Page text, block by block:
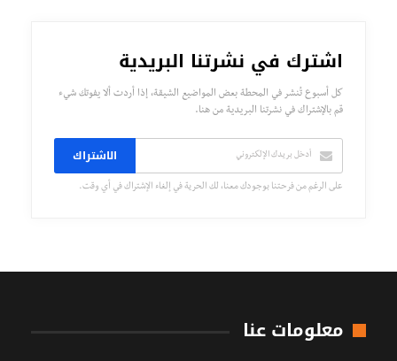
اشترك في نشرتنا البريدية
كل أسبوع تُنشر في المحطة بعض المواضيع الشيقة، إذا أردت ألا يفوتك شيء
قم بالإشتراك في نشرتنا البريدية من هنا.
الاشتراك
على الرغم من فرحتنا بوجودك معنا، لك الحرية في إلغاء الإشتراك في أي وقت.
معلومات عنا